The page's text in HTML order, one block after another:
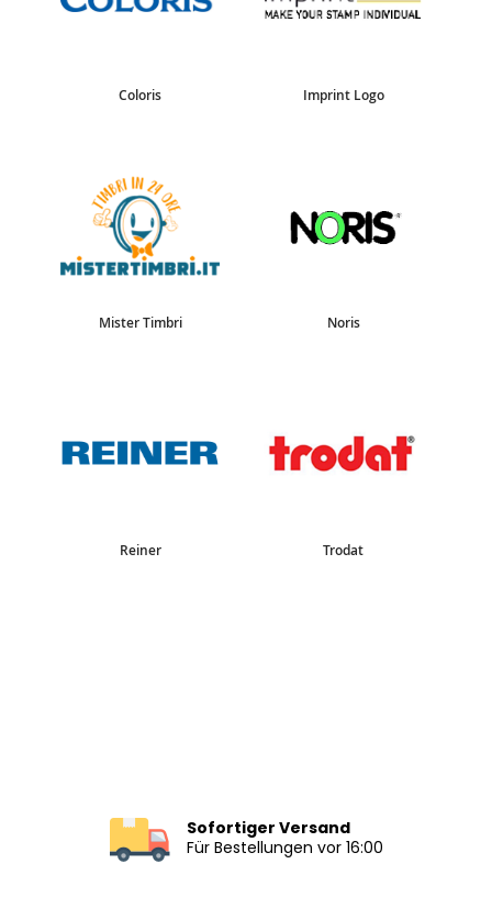
Coloris Imprint Logo
Mister Timbri Noris
Reiner Trodat
Sofortiger Versand
Für Bestellungen vor 16:00